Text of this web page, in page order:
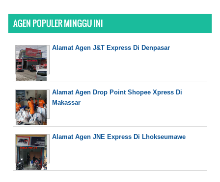
AGEN POPULER MINGGU INI
Alamat Agen J&T Express Di Denpasar
Alamat Agen Drop Point Shopee Xpress Di
Makassar
Alamat Agen JNE Express Di Lhokseumawe